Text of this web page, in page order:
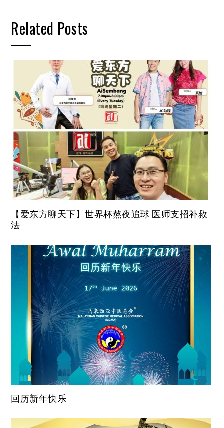
Related Posts
【爱东方聊天下】世界杯熬夜追球 医师支招补救
法
回历新年快乐